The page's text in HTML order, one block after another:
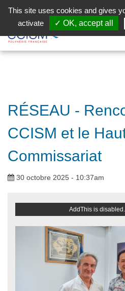
Facebook (Customer Chat)
RÉSEAU -
CCISM et le
Commissariat
30 octobre 2025 - 10:37am
AddThis is disabled.
This site uses cookies and gives
activate
✓ OK, accept all